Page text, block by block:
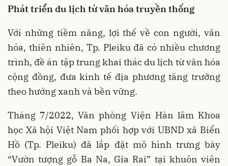
Phát triển du lịch từ văn hóa truyền thống
Với những tiềm năng, lợi thế về con người, văn
hóa, thiên nhiên, Tp. Pleiku đã có nhiều chương
trình, đề án tập trung khai thác du lịch từ văn hóa
cộng đồng, đưa kinh tế địa phương tăng trưởng
theo hướng xanh và bền vững.
Tháng 7/2022, Văn phòng Viện Hàn lâm Khoa
học Xã hội Việt Nam phối hợp với UBND xã Biển
Hồ (Tp. Pleiku) đã lắp đặt mô hình trưng bày
“Vườn tượng gỗ Ba Na, Gia Rai” tại khuôn viên